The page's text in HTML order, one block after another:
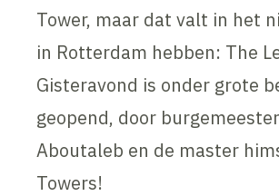
Tower, maar dat valt in het
in Rotterdam hebben: The
Gisteravond is onder grote
geopend, door
Aboutaleb en de master
Towers!